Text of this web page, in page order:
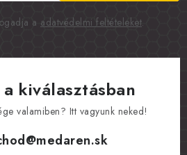
a adatvédelmi feltételeket.
kiválasztásban
valamiben? Itt vagyunk neked!
@medaren.sk